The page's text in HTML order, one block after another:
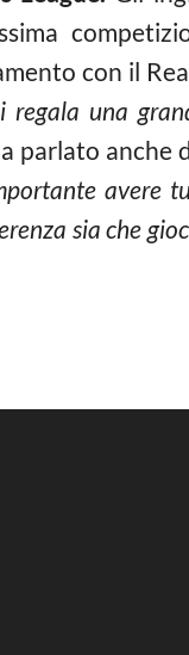
con il
una
parlato anche
avere
sia che